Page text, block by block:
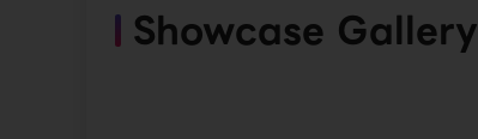
Showcase Gallery